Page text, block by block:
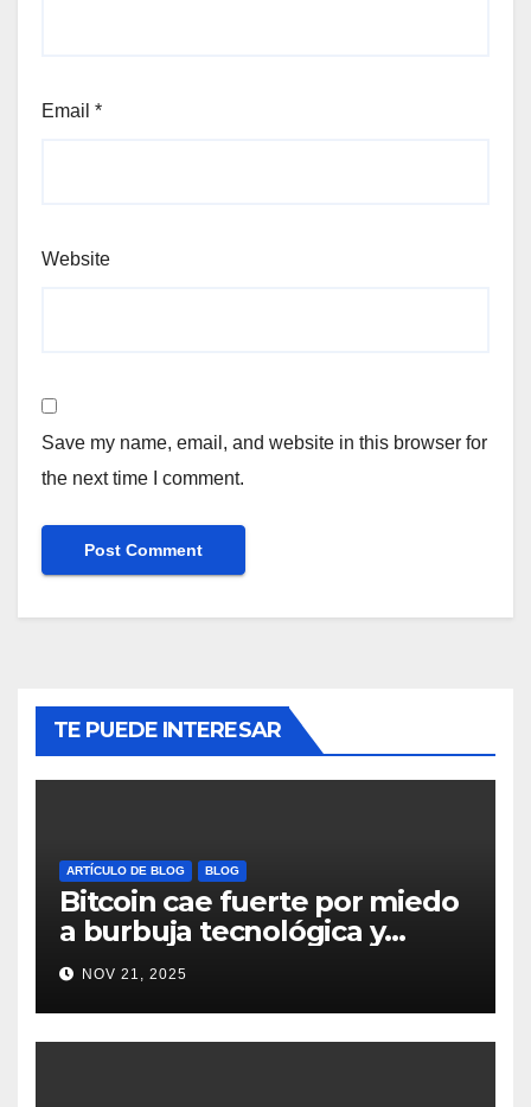
Email *
Website
Save my name, email, and website in this browser for
the next time I comment.
TE PUEDE INTERESAR
ARTÍCULO DE BLOG BLOG
Bitcoin cae fuerte por miedo
a burbuja tecnológica y
nervios en AI #crypto
#Bitcoin
NOV 21, 2025